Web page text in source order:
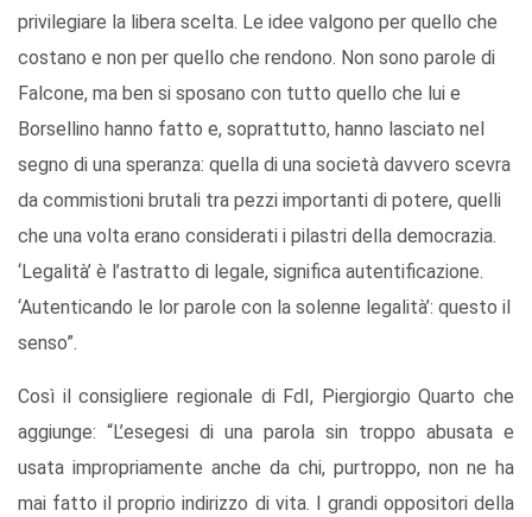
privilegiare la libera scelta. Le idee valgono per quello che
costano e non per quello che rendono. Non sono parole di
Falcone, ma ben si sposano con tutto quello che lui e
Borsellino hanno fatto e, soprattutto, hanno lasciato nel
segno di una speranza: quella di una società davvero scevra
da commistioni brutali tra pezzi importanti di potere, quelli
che una volta erano considerati i pilastri della democrazia.
‘Legalità’ è l’astratto di legale, significa autentificazione.
‘Autenticando le lor parole con la solenne legalità’: questo il
senso”.
Così il consigliere regionale di FdI, Piergiorgio Quarto che
aggiunge: “L’esegesi di una parola sin troppo abusata e
usata impropriamente anche da chi, purtroppo, non ne ha
mai fatto il proprio indirizzo di vita. I grandi oppositori della